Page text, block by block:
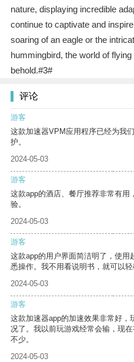
nature, displaying incredible
continue to captivate and
soaring of an eagle or the
hummingbird, the world of
behold.#3#
评论
游客
这款加速器VPM应用程序已经为我
护。
2024-05-03
游客
这款app的酒店、餐厅推荐非常有
验。
2024-05-03
游客
这款app的用户界面简洁明了，使
悉操作。我不用看说明书，就可以轻
2024-05-03
游客
这款加速器app的加速效果非常好
况了。我以前玩游戏经常会输，现
不少。
2024-05-03